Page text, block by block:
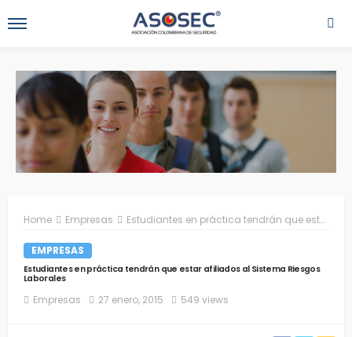
Home Empresas Estudiantes en práctica tendrán que estar afiliados al Sistema Riesgos Laborales
EMPRESAS
Estudiantes en práctica tendrán que estar afiliados al Sistema Riesgos
Laborales
Empresas 27 enero, 2015 549 views